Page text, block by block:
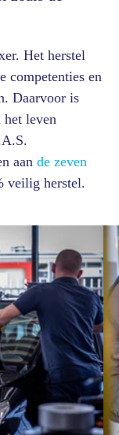
Het herstel
competenties en
Daarvoor is
leven
aan de zeven
veilig herstel.